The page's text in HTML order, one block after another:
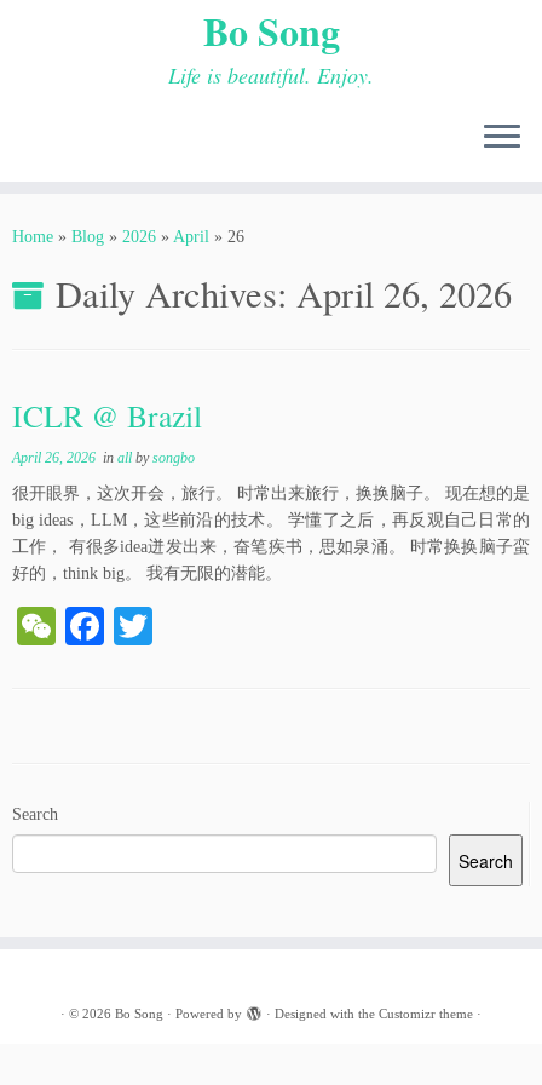
Bo Song
Life is beautiful. Enjoy.
Home » Blog » 2026 » April » 26
Daily Archives: April 26, 2026
ICLR @ Brazil
April 26, 2026 in all bysongbo
很开眼界，这次开会，旅行。 时常出来旅行，换换脑子。 现在想的是
big ideas，LLM，这些前沿的技术。 学懂了之后，再反观自己日常的
工作， 有很多idea迸发出来，奋笔疾书，思如泉涌。 时常换换脑子蛮
好的，think big。 我有无限的潜能。
W
Fa
Search
Search
· © 2026 Bo Song · Powered by · Designed with the Customizr theme ·